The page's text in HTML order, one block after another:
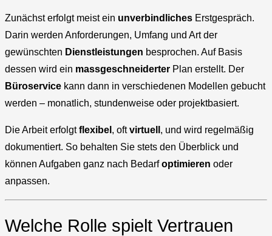
Zunächst erfolgt meist ein unverbindliches Erstgespräch.
Darin werden Anforderungen, Umfang und Art der
gewünschten Dienstleistungen besprochen. Auf Basis
dessen wird ein massgeschneiderter Plan erstellt. Der
Büroservice kann dann in verschiedenen Modellen gebucht
werden – monatlich, stundenweise oder projektbasiert.
Die Arbeit erfolgtflexibel , oftvirtuell , und wird regelmäßig
dokumentiert. So behalten Sie stets den Überblick und
können Aufgaben ganz nach Bedarfoptimieren oder
anpassen.
Welche Rolle spielt Vertrauen